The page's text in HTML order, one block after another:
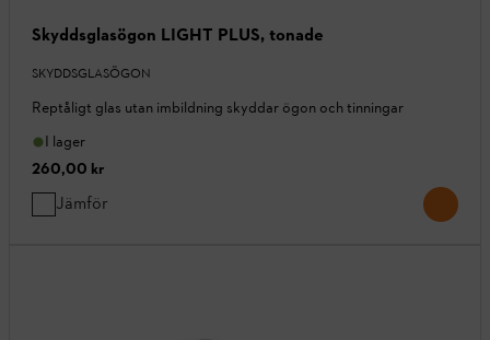
Skyddsglasögon LIGHT PLUS, tonade
SKYDDSGLASÖGON
Reptåligt glas utan imbildning skyddar ögon och tinningar
I lager
260,00 kr
Jämför